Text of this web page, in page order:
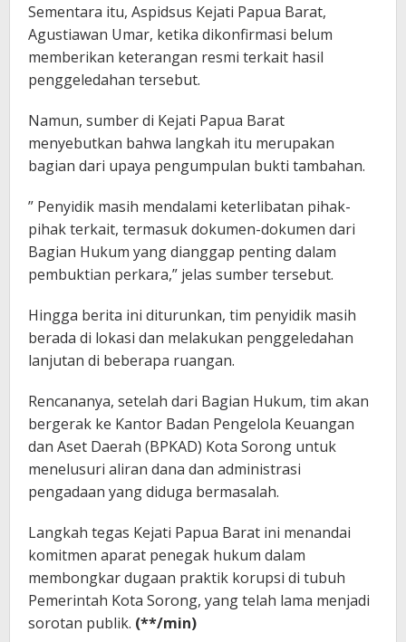
Sementara itu, Aspidsus Kejati Papua Barat,
Agustiawan Umar, ketika dikonfirmasi belum
memberikan keterangan resmi terkait hasil
penggeledahan tersebut.
Namun, sumber di Kejati Papua Barat
menyebutkan bahwa langkah itu merupakan
bagian dari upaya pengumpulan bukti tambahan.
” Penyidik masih mendalami keterlibatan pihak-
pihak terkait, termasuk dokumen-dokumen dari
Bagian Hukum yang dianggap penting dalam
pembuktian perkara,” jelas sumber tersebut.
Hingga berita ini diturunkan, tim penyidik masih
berada di lokasi dan melakukan penggeledahan
lanjutan di beberapa ruangan.
Rencananya, setelah dari Bagian Hukum, tim akan
bergerak ke Kantor Badan Pengelola Keuangan
dan Aset Daerah (BPKAD) Kota Sorong untuk
menelusuri aliran dana dan administrasi
pengadaan yang diduga bermasalah.
Langkah tegas Kejati Papua Barat ini menandai
komitmen aparat penegak hukum dalam
membongkar dugaan praktik korupsi di tubuh
Pemerintah Kota Sorong, yang telah lama menjadi
sorotan publik. (**/min)